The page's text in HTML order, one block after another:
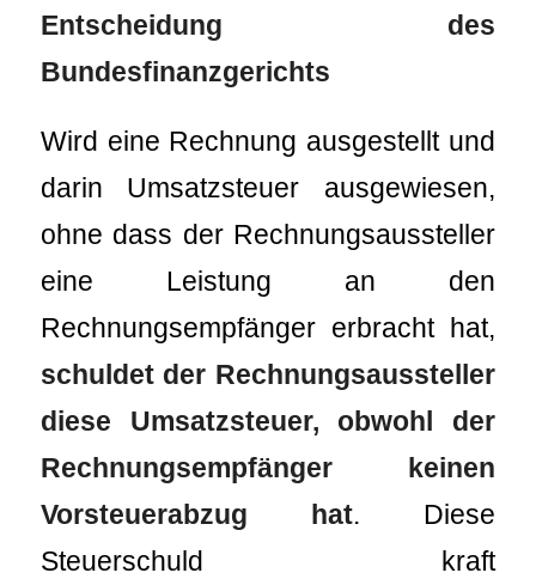
Entscheidung des
Bundesfinanzgerichts
Wird eine Rechnung ausgestellt und
darin Umsatzsteuer ausgewiesen,
ohne dass der Rechnungsaussteller
eine Leistung an den
Rechnungsempfänger erbracht hat,
schuldet der Rechnungsaussteller
diese Umsatzsteuer, obwohl der
Rechnungsempfänger keinen
Vorsteuerabzug hat. Diese
Steuerschuld kraft